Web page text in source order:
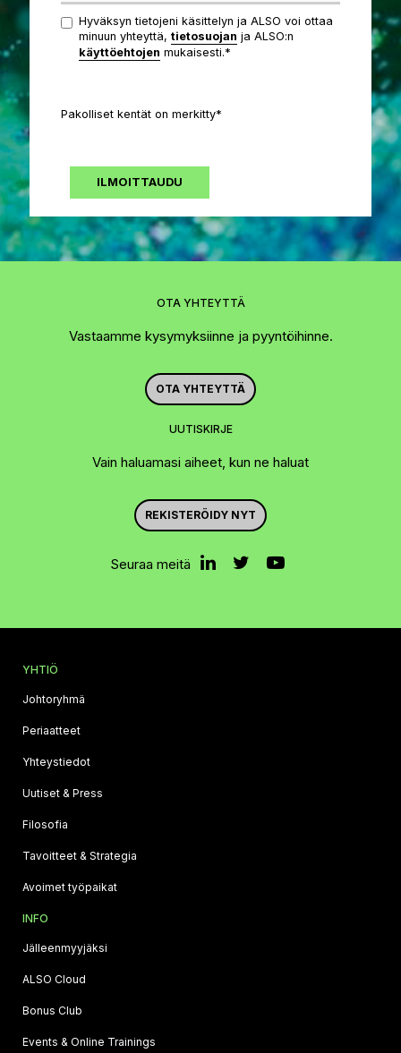
Hyväksyn tietojeni käsittelyn ja ALSO voi ottaa
minuun yhteyttä, tietosuojan ja ALSO:n
käyttöehtojen mukaisesti.*
Pakolliset kentät on merkitty*
OTA YHTEYTTÄ
Vastaamme kysymyksiinne ja pyyntöihinne.
OTA YHTEYTTÄ
UUTISKIRJE
Vain haluamasi aiheet, kun ne haluat
REKISTERÖIDY NYT
Seuraa meitä
YHTIÖ
Johtoryhmä
Periaatteet
Yhteystiedot
Uutiset & Press
Filosofia
Tavoitteet & Strategia
Avoimet työpaikat
INFO
Jälleenmyyjäksi
ALSO Cloud
Bonus Club
Events & Online Trainings